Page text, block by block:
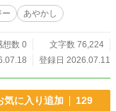
えないフリを貫くはずが、
あやかし溺愛ロマンス開
ー あやかし
想数 0
文字数 76,224
登録日 2026.07.11
気に入り追加 129